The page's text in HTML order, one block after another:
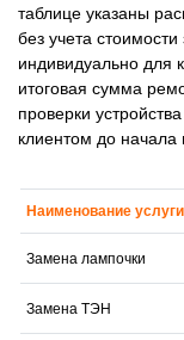
таблице указаны
без учета
индивидуально для
итоговая сумма
проверки
клиентом до
Наименование услуги
Замена лампочки
Замена ТЭН